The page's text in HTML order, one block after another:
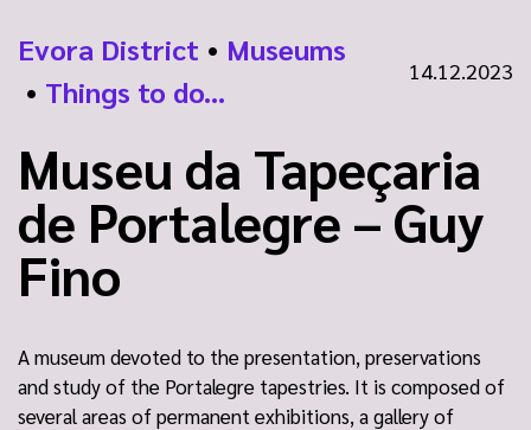
Evora District • Museums
• Things to do...
14.12.2023
Museu da Tapeçaria
de Portalegre – Guy
Fino
A museum devoted to the presentation, preservations
and study of the Portalegre tapestries. It is composed of
several areas of permanent exhibitions, a gallery of